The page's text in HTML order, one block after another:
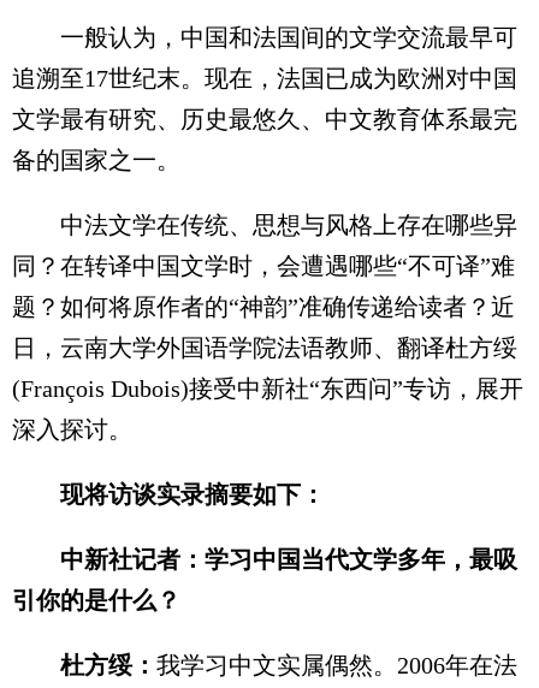
一般认为，中国和法国间的文学交流最早可
追溯至17世纪末。现在，法国已成为欧洲对中国
文学最有研究、历史最悠久、中文教育体系最完
备的国家之一。
中法文学在传统、思想与风格上存在哪些异
同？在转译中国文学时，会遭遇哪些“不可译”难
题？如何将原作者的“神韵”准确传递给读者？近
日，云南大学外国语学院法语教师、翻译杜方绥
(François Dubois)接受中新社“东西问”专访，展开
深入探讨。
现将访谈实录摘要如下：
中新社记者：学习中国当代文学多年，最吸
引你的是什么？
杜方绥： 我学习中文实属偶然。2006年在法